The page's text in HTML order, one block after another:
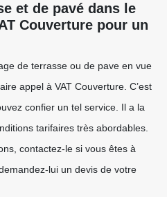
et de pavé dans le
Couverture pour un
de terrasse ou de pave en vue
appel à VAT Couverture. C’est
confier un tel service. Il a la
tarifaires très abordables.
contactez-le si vous êtes à
lui un devis de votre